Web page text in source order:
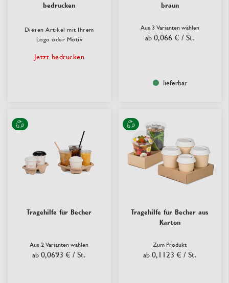
bedrucken
Diesen Artikel mit Ihrem
Logo oder Motiv
Jetzt bedrucken
braun
Aus 3 Varianten wählen
ab 0,066 € / St.
lieferbar
Tragehilfe für Becher
Aus 2 Varianten wählen
ab 0,0693 € / St.
Tragehilfe für Becher aus
Karton
Zum Produkt
ab 0,1123 € / St.